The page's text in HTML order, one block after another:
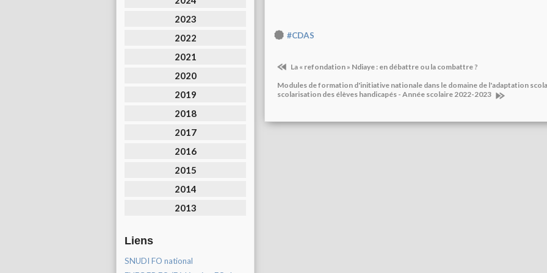
2023
2022
2021
2020
2019
2018
2017
2016
2015
2014
2013
Liens
SNUDI FO national
#CDAS
La « refondation » Ndiaye : en débattre ou la combattre ?
Modules de formation d'initiative nationale dans le domaine de l'adaptation
scolarisation des élèves handicapés - Année scolaire 2022-2023